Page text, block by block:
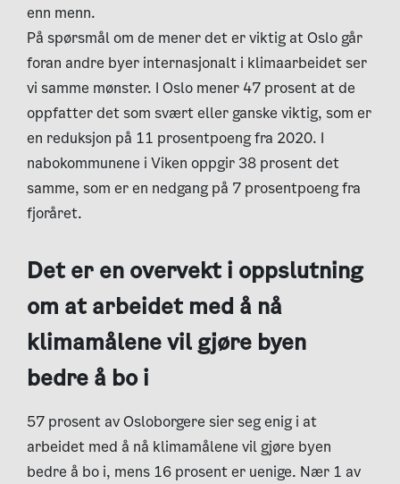
enn menn.
På spørsmål om de mener det er viktig at Oslo går
foran andre byer internasjonalt i klimaarbeidet ser
vi samme mønster. I Oslo mener 47 prosent at de
oppfatter det som svært eller ganske viktig, som er
en reduksjon på 11 prosentpoeng fra 2020. I
nabokommunene i Viken oppgir 38 prosent det
samme, som er en nedgang på 7 prosentpoeng fra
fjoråret.
Det er en overvekt i oppslutning
om at arbeidet med å nå
klimamålene vil gjøre byen
bedre å bo i
57 prosent av Osloborgere sier seg enig i at
arbeidet med å nå klimamålene vil gjøre byen
bedre å bo i, mens 16 prosent er uenige. Nær 1 av